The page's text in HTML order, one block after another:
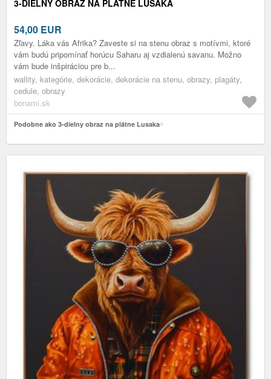
3-DIELNY OBRAZ NA PLÁTNE LUSAKA
54,00 EUR
Zľavy. Láka vás Afrika? Zaveste si na stenu obraz s motívmi, ktoré
vám budú pripomínať horúcu Saharu aj vzdialenú savanu. Možno
vám bude inšpiráciou pre b...
wallity, kategórie, dekorácie, dekorácie na stenu, obrazy, plagáty,
cedule, obrazy
bonami.sk
Podobne ako 3-dielny obraz na plátne Lusaka